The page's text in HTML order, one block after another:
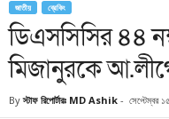
জাতীয় ব্রেকিং
ডিএসসিসির ৪৪
মিজানুরকে
By স্টাফ রিপোর্টারঃ MD Ashik - সেপ্টেম্বর